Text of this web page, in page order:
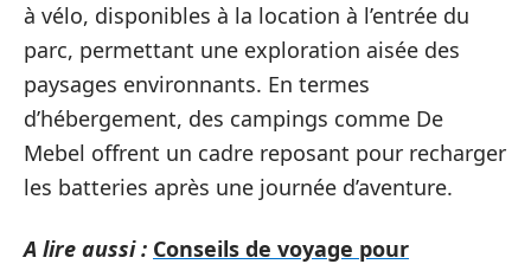
à vélo, disponibles à la location à l’entrée du
parc, permettant une exploration aisée des
paysages environnants. En termes
d’hébergement, des campings comme De
Mebel offrent un cadre reposant pour recharger
les batteries après une journée d’aventure.
A lire aussi : Conseils de voyage pour